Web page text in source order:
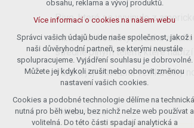
Pivo, které se vyvinulo z
Minimální hodnoty obsahu
středně plným tělem, které
Vůně a její intenzita vzniká díky
Název piva
obsahu, reklama a vývoj produktů.
Více informací o cookies na našem webu
Správci vašich údajů bude naše společnost, jakož i
naši důvěryhodní partneři, se kterými neustále
spolupracujeme. Vyjádření souhlasu je dobrovolné.
Můžete jej kdykoli zrušit nebo obnovit změnou
nastavení vašich cookies.
Cookies a podobné technologie dělíme na
nutná pro běh webu, bez nichž nelze web používat a
volitelná. Do této části spadají analytická a